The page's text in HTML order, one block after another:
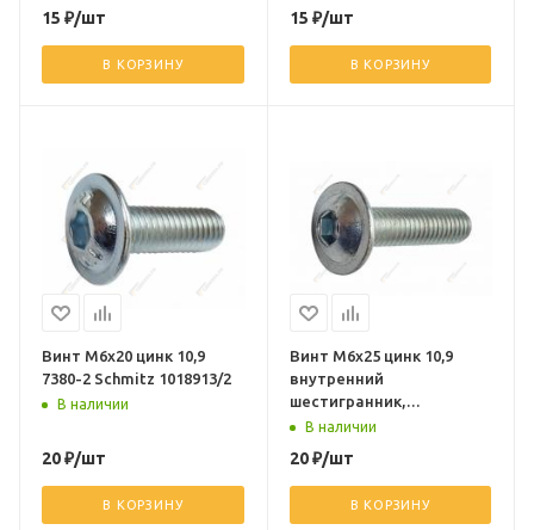
15 ₽/шт
В КОРЗИНУ
15 ₽/шт
В КОРЗИНУ
Винт М6х20 цинк 10,9
7380-2 Schmitz 1018913/2
В наличии
20₽/шт
В КОРЗИНУ
Винт М6х25 цинк 10,9
внутренний
шестигранник,
полукруглая головка,
В наличии
20₽/шт
В КОРЗИНУ